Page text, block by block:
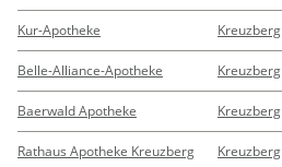
Kur-Apotheke Kreuzberg
Belle-Alliance-Apotheke Kreuzberg
Baerwald Apotheke Kreuzberg
Rathaus Apotheke Kreuzberg Kreuzberg